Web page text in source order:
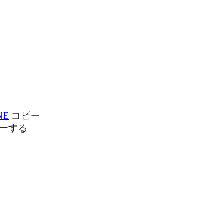
コピー
する